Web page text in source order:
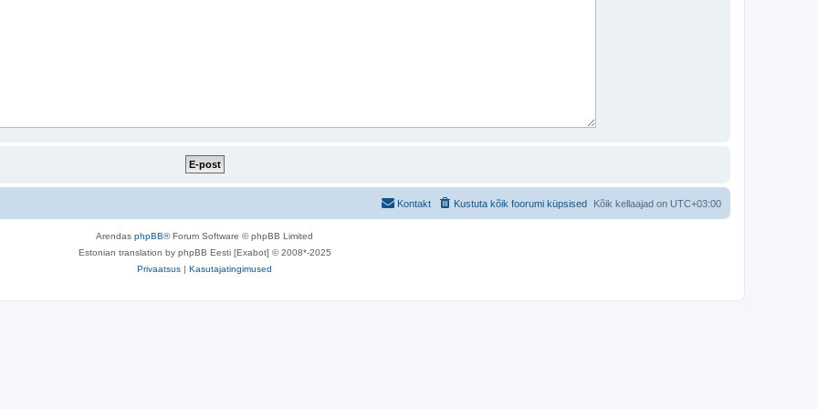
Kõik kellaajad on UTC+03:00
Kustuta kõik foorumi küpsised
Kontakt
Arendas phpBB® Forum Software © phpBB Limited
Estonian translation by phpBB Eesti [Exabot] © 2008*-2025
Privaatsus | Kasutajatingimused